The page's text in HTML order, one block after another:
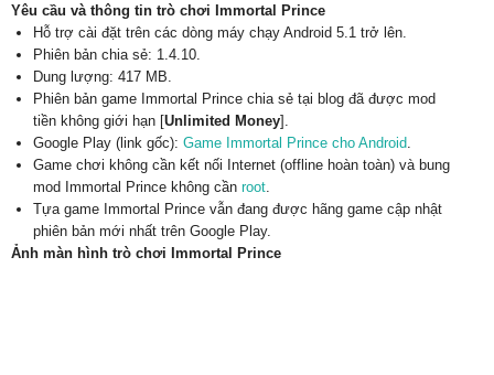
Yêu cầu và thông tin trò chơi Immortal Prince
Hỗ trợ cài đặt trên các dòng máy chạy Android 5.1 trở lên.
Phiên bản chia sẻ: 1.4.10.
Dung lượng: 417 MB.
Phiên bản game Immortal Prince chia sẻ tại blog đã được mod
tiền không giới hạn [Unlimited Money].
Google Play (link gốc): Game Immortal Prince cho Android.
Game chơi không cần kết nối Internet (offline hoàn toàn) và bung
mod Immortal Prince không cần root.
Tựa game Immortal Prince vẫn đang được hãng game cập nhật
phiên bản mới nhất trên Google Play.
Ảnh màn hình trò chơi Immortal Prince